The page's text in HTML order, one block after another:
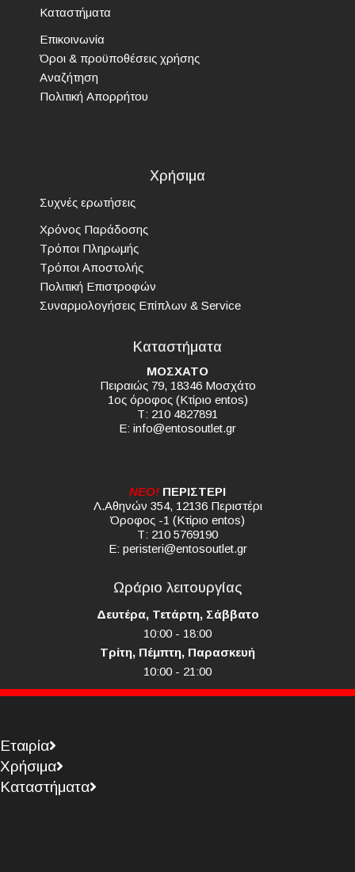
Καταστήματα
Επικοινωνία
Όροι & προϋποθέσεις χρήσης
Αναζήτηση
Πολιτική Απορρήτου
Χρήσιμα
Συχνές ερωτήσεις
Χρόνος Παράδοσης
Τρόποι Πληρωμής
Τρόποι Αποστολής
Πολιτική Επιστροφών
Συναρμολογήσεις Επίπλων & Service
Καταστήματα
ΜΟΣΧΑΤΟ
Πειραιώς 79, 18346 Μοσχάτο
1ος όροφος (Κτίριο entos)
Τ: 210 4827891
E: info@entosoutlet.gr
NEO! ΠΕΡΙΣΤΕΡΙ
Λ.Αθηνών 354, 12136 Περιστέρι
Όροφος -1 (Κτίριο entos)
Τ: 210 5769190
E: peristeri@entosoutlet.gr
Ωράριο λειτουργίας
Δευτέρα, Τετάρτη, Σάββατο
10:00 - 18:00
Τρίτη, Πέμπτη, Παρασκευή
10:00 - 21:00
Εταιρία
Χρήσιμα
Καταστήματα